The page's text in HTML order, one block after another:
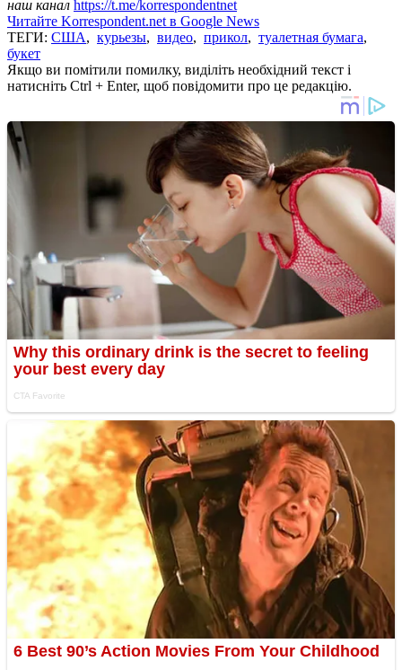
наш канал https://t.me/korrespondentnet
Читайте Korrespondent.net в Google News
ТЕГИ: США, курьезы, видео, прикол, туалетная бумага,
букет
Якщо ви помітили помилку, виділіть необхідний текст і
натисніть Ctrl + Enter, щоб повідомити про це редакцію.